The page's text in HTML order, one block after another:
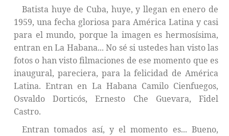
Batista huye de Cuba, huye, y llegan en enero de
1959, una fecha gloriosa para América Latina y casi
para el mundo, porque la imagen es hermosísima,
entran en La Habana... No sé si ustedes han visto las
fotos o han visto filmaciones de ese momento que es
inaugural, pareciera, para la felicidad de América
Latina. Entran en La Habana Camilo Cienfuegos,
Osvaldo Dorticós, Ernesto Che Guevara, Fidel
Castro.
Entran tomados así, y el momento es... Bueno,